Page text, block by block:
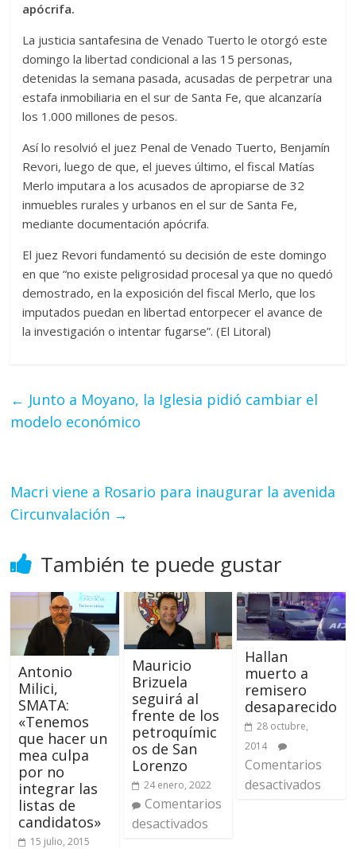
apócrifa.
La justicia santafesina de Venado Tuerto le otorgó este
domingo la libertad condicional a las 15 personas,
detenidas la semana pasada, acusadas de perpetrar una
estafa inmobiliaria en el sur de Santa Fe, que alcanzaría
los 1.000 millones de pesos.
Así lo resolvió el juez Penal de Venado Tuerto, Benjamín
Revori, luego de que, el jueves último, el fiscal Matías
Merlo imputara a los acusados de apropiarse de 32
inmuebles rurales y urbanos en el sur de Santa Fe,
mediante documentación apócrifa.
El juez Revori fundamentó su decisión de este domingo
en que “no existe peligrosidad procesal ya que no quedó
demostrado, en la exposición del fiscal Merlo, que los
imputados puedan en libertad entorpecer el avance de
la investigación o intentar fugarse”. (El Litoral)
← Junto a Moyano, la Iglesia pidió cambiar el
modelo económico
Macri viene a Rosario para inaugurar la avenida
Circunvalación →
También te puede gustar
Antonio
Milici,
SMATA:
«Tenemos
que hacer un
mea culpa
por no
integrar las
listas de
candidatos»
15 julio, 2015
Mauricio
Brizuela
seguirá al
frente de los
petroquímic
os de San
Lorenzo
24 enero, 2022
Comentarios
desactivados
Hallan
muerto a
remisero
desaparecido
28 octubre,
2014
Comentarios
desactivados